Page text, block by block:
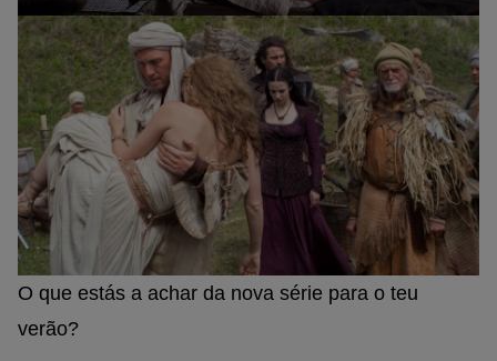
O que estás a achar da nova série para o teu
verão?